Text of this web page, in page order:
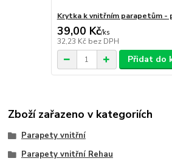
Krytka k vnitřním parapetům -
39,00 Kč/ks
32,23 Kč bez DPH
Přidat do
Zboží zařazeno v kategoriích
Parapety vnitřní
Parapety vnitřní Rehau